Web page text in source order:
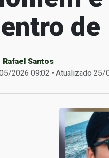
Rafael Santos
2026 09:02 • Atualizado 25/